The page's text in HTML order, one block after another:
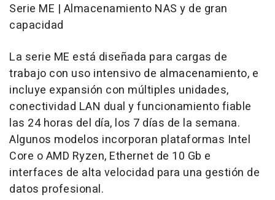
Serie ME | Almacenamiento NAS y de gran
capacidad
La serie ME está diseñada para cargas de
trabajo con uso intensivo de almacenamiento, e
incluye expansión con múltiples unidades,
conectividad LAN dual y funcionamiento fiable
las 24 horas del día, los 7 días de la semana.
Algunos modelos incorporan plataformas Intel
Core o AMD Ryzen, Ethernet de 10 Gb e
interfaces de alta velocidad para una gestión de
datos profesional.